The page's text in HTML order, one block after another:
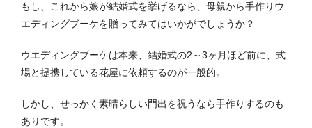
もし、これから娘が結婚式を挙げるなら、母親から手作りウ
エディングブーケを贈ってみてはいかがでしょうか？
ウエディングブーケは本来、結婚式の2～3ヶ月ほど前に、式
場と提携している花屋に依頼するのが一般的。
しかし、せっかく素晴らしい門出を祝うなら手作りするのも
ありです。